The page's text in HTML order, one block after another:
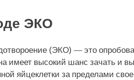
ЭКО
(ЭКО) — это
имеет высокий шанс зачать и
яйцеклетки за пределами